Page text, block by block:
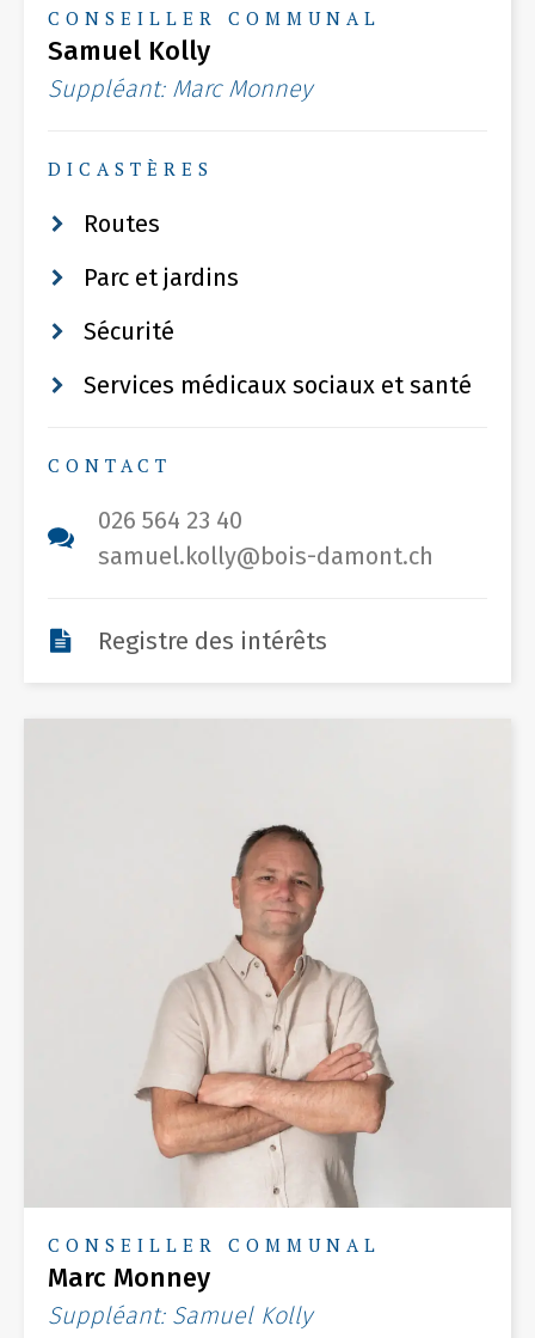
CONSEILLER COMMUNAL
Samuel Kolly
Suppléant: Marc Monney
DICASTÈRES
Routes
Parc et jardins
Sécurité
Services médicaux sociaux et santé
CONTACT
026 564 23 40
samuel.kolly@bois-damont.ch
Registre des intérêts
CONSEILLER COMMUNAL
Marc Monney
Suppléant: Samuel Kolly